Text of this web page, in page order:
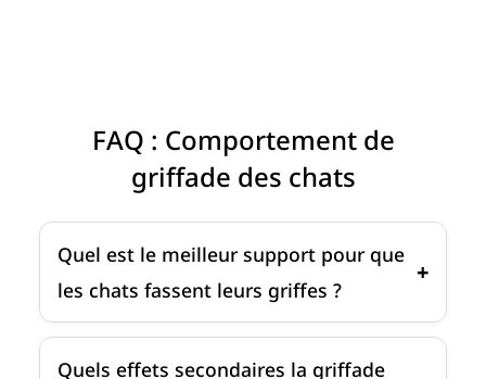
FAQ : Comportement de
griffade des chats
Quel est le meilleur support pour que
les chats fassent leurs griffes ?
Quels effets secondaires la griffade